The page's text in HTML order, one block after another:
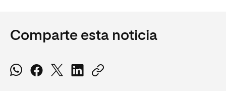
Comparte esta noticia